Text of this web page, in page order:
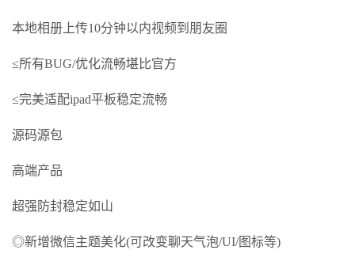
本地相册上传10分钟以内视频到朋友圈
≤所有BUG/优化流畅堪比官方
≤完美适配ipad平板稳定流畅
源码源包
高端产品
超强防封稳定如山
◎新增微信主题美化(可改变聊天气泡/UI/图标等)